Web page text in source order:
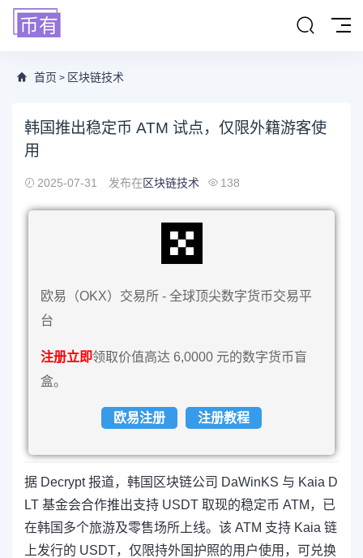
首页 > 区块链技术
韩国推出稳定币 ATM 试点，仅限外籍游客使
用
2025-07-31 发布在区块链技术 138
欧易（OKX）交易所 - 全球顶尖数字货币交易平
台
注册立即领取价值高达 6,0000 元的数字货币盲
盒。
欧易注册 注册教程
据 Decrypt 报道，韩国区块链公司 DaWinKS 与 Kaia D
LT 基金会合作推出支持 USDT 取现的稳定币 ATM，已
在韩国多个旅游及零售场所上线。该 ATM 支持 Kaia 链
上发行的 USDT，仅限持外国护照的用户使用，可兑换